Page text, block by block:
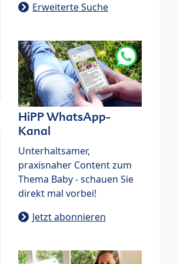
Erweiterte Suche
HiPP WhatsApp-
Kanal
Unterhaltsamer,
praxisnaher Content zum
Thema Baby - schauen Sie
direkt mal vorbei!
Jetzt abonnieren